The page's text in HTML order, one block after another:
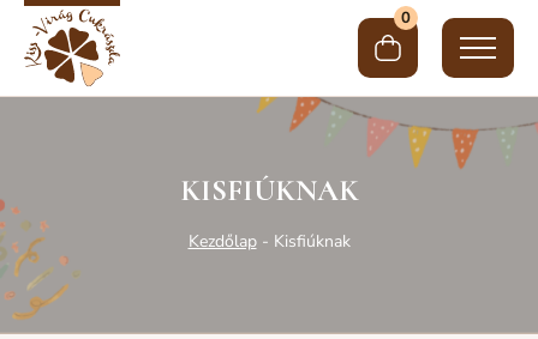
0
KISFIÚKNAK
Kezdőlap- Kisfiúknak